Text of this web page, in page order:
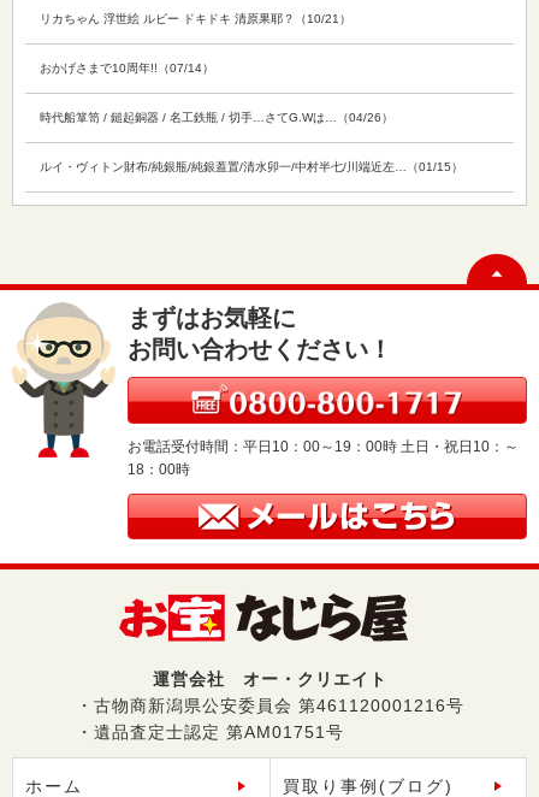
リカちゃん 浮世絵 ルビー ドキドキ 清原果耶？（10/21）
おかげさまで10周年!!（07/14）
時代船箪笥 / 鎚起銅器 / 名工鉄瓶 / 切手…さてG.Wは…（04/26）
ルイ・ヴィトン財布/純銀瓶/純銀蓋置/清水卯一/中村半七/川端近左…（01/15）
まずはお気軽に
お問い合わせください！
お電話受付時間：平日10：00～19：00時 土日・祝日10：～
18：00時
運営会社 オー・クリエイト
・古物商新潟県公安委員会 第461120001216号
・遺品査定士認定 第AM01751号
ホーム 買取り事例(ブログ)